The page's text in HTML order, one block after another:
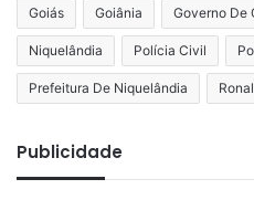
Goiás Goiânia Governo De
Niquelândia Polícia Civil
Prefeitura De Niquelândia
Publicidade